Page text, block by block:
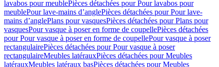
lavabos pour meublePièces détachées pour Pour lavabos pour
meublePour lave-mains d’anglePièces détachées pour Pour lave-
mains d’anglePlans pour vasquesPièces détachées pour Plans pour
vasquesPour vasque à poser en forme de coupellePièces détachées
pour Pour vasque à poser en forme de coupellePour vasque à poser
rectangulairePièces détachées pour Pour vasque à poser
rectangulaireMeubles latérauxPièces détachées pour Meubles
latérauxMeubles latéraux basPièces détachées pour Meubles